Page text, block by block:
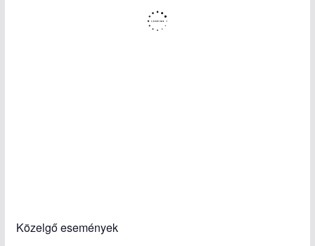
Közelgő események